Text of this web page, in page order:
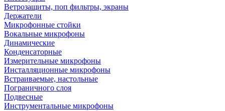
Ветрозащиты, поп фильтры, экраны
Держатели
Микрофонные стойки
Вокальные микрофоны
Динамические
Конденсаторные
Измерительные микрофоны
Инсталляционные микрофоны
Встраиваемые, настольные
Пограничного слоя
Подвесные
Инструментальные микрофоны